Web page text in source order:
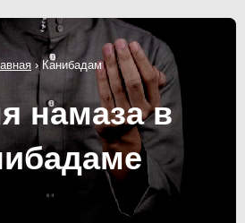
›Канибадам
намаза в